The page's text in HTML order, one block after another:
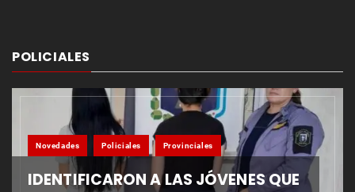
POLICIALES
Novedades Policiales Provinciales
IDENTIFICARON A LAS JÓVENES QUE